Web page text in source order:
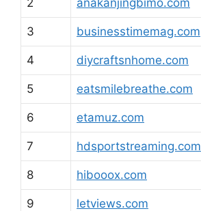
3 businesstimemag.com
4 diycraftsnhome.com
5 eatsmilebreathe.com
6 etamuz.com
7 hdsportstreaming.com
8 hibooox.com
9 letviews.com